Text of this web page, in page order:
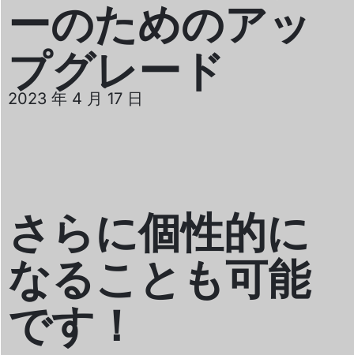
ーのためのアッ
プグレード
2023 年 4 月 17 日
さらに個性的に
なることも可能
です！